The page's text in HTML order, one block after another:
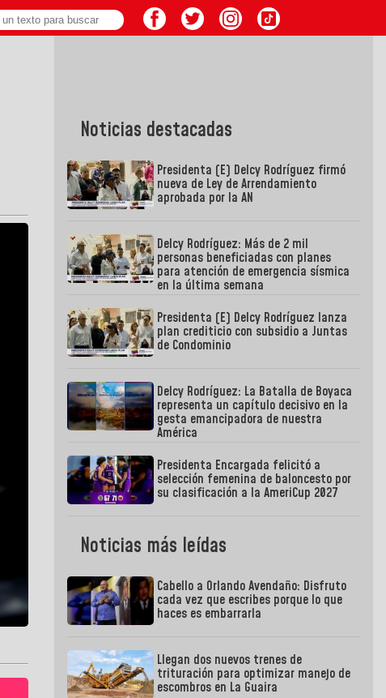
Noticias destacadas
Presidenta (E) Delcy Rodríguez firmó
nueva de Ley de Arrendamiento
aprobada por la AN
Delcy Rodríguez: Más de 2 mil
personas beneficiadas con planes
para atención de emergencia sísmica
en la última semana
Presidenta (E) Delcy Rodríguez lanza
plan crediticio con subsidio a Juntas
de Condominio
Delcy Rodríguez: La Batalla de Boyaca
representa un capítulo decisivo en la
gesta emancipadora de nuestra
América
Presidenta Encargada felicitó a
selección femenina de baloncesto por
su clasificación a la AmeriCup 2027
Noticias más leídas
Cabello a Orlando Avendaño: Disfruto
cada vez que escribes porque lo que
haces es embarrarla
Llegan dos nuevos trenes de
trituración para optimizar manejo de
escombros en La Guaira